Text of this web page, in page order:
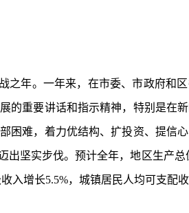
年。一年来，在市委、市政府和区
的重要讲话和指示精神，特别是在
困难，着力优结构、扩投资、提信
出坚实步伐。预计全年，地区生产总
入增长5.5%，城镇居民人均可支配